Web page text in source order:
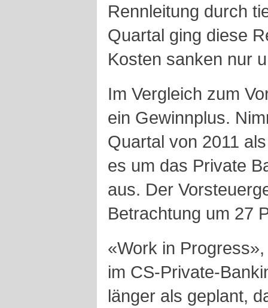
Rennleitung durch
Quartal ging diese
Kosten sanken nur
Im Vergleich zum
ein Gewinnplus.
Quartal von 2011
es um das Private
aus. Der
Betrachtung um 27
«Work in
im CS-Private-
länger als geplant,